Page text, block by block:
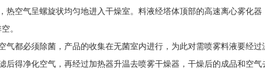
气呈螺旋状均匀地进入干燥室。料液经塔体顶部的高速离心雾化
。
必须除菌，产品的收集在无菌室内进行，为此对需喷雾料液要经过
净化空气，再经过加热器升温去喷雾干燥器，干燥后的成品和空